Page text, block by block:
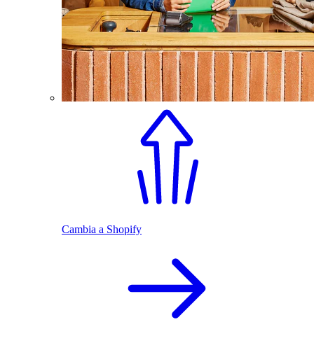
Cambia a Shopify